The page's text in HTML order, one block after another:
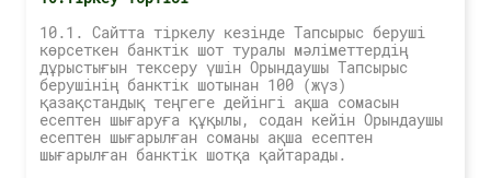
10.1. Сайтта тіркелу кезінде Тапсырыс беруші
көрсеткен банктік шот туралы мәліметтердің
дұрыстығын тексеру үшін Орындаушы Тапсырыс
берушінің банктік шотынан 100 (жүз)
қазақстандық теңгеге дейінгі ақша сомасын
есептен шығаруға құқылы, содан кейін Орындаушы
есептен шығарылған соманы ақша есептен
шығарылған банктік шотқа қайтарады.